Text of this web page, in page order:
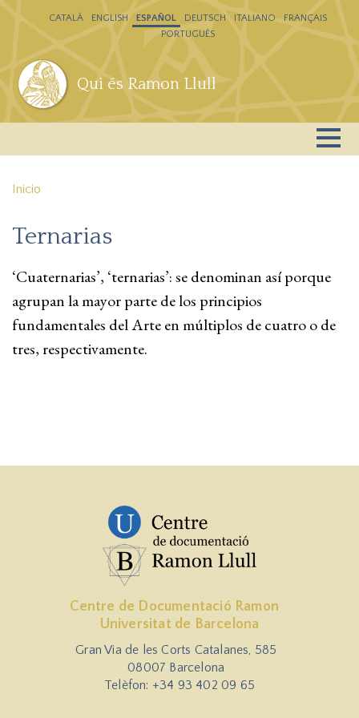
Pasar al contenido principal
Qui és Ramon Llull
CATALÁ ENGLISH ESPAÑOL DEUTSCH ITALIANO
FRANÇAIS
PORTUGUÊS
Inicio
Ternarias
‘Cuaternarias’, ‘ternarias’: se denominan así porque
agrupan la mayor parte de los principios
fundamentales del Arte en múltiplos de cuatro o de
tres, respectivamente.
Centre de Documentació Ramon
Universitat de Barcelona
Gran Via de les Corts Catalanes, 585
08007 Barcelona
Telèfon: +34 93 402 09 65